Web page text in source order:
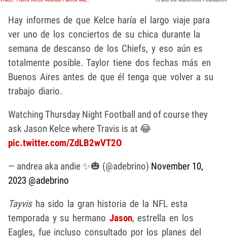
Hay informes de que Kelce haría el largo viaje para
ver uno de los conciertos de su chica durante la
semana de descanso de los Chiefs, y eso aún es
totalmente posible. Taylor tiene dos fechas más en
Buenos Aires antes de que él tenga que volver a su
trabajo diario.
Watching Thursday Night Football and of course they
ask Jason Kelce where Travis is at 😂
pic.twitter.com/ZdLB2wVT2O
— andrea aka andie ✨🎃 (@adebrino) November 10,
2023 @adebrino
Tayvisha sido la gran historia de la NFL esta
temporada y su hermano Jason, estrella en los
Eagles, fue incluso consultado por los planes del